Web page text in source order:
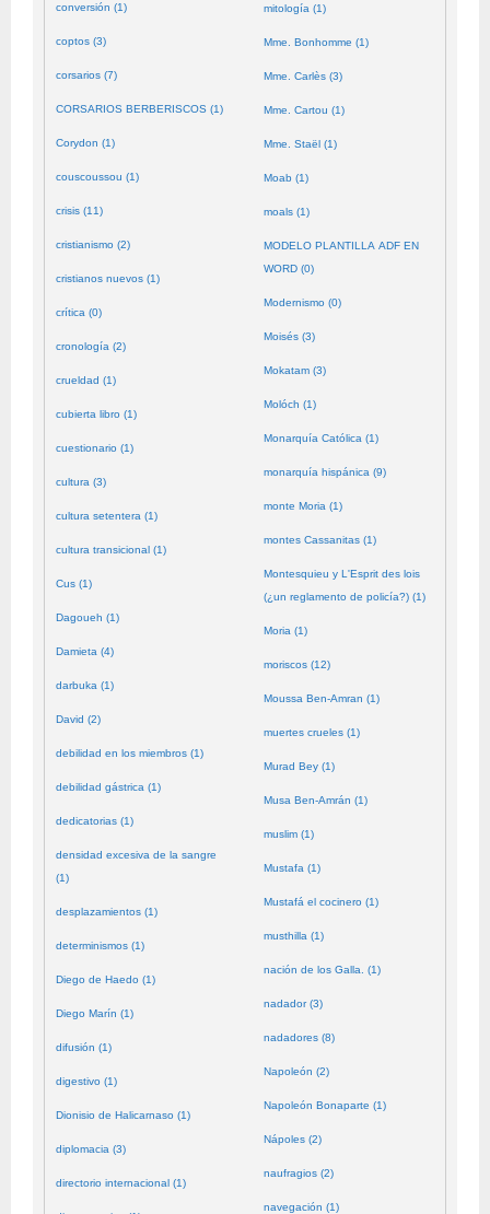
conversión (1)
coptos (3)
corsarios (7)
CORSARIOS BERBERISCOS (1)
Corydon (1)
couscoussou (1)
crisis (11)
cristianismo (2)
cristianos nuevos (1)
crítica (0)
cronología (2)
crueldad (1)
cubierta libro (1)
cuestionario (1)
cultura (3)
cultura setentera (1)
cultura transicional (1)
Cus (1)
Dagoueh (1)
Damieta (4)
darbuka (1)
David (2)
debilidad en los miembros (1)
debilidad gástrica (1)
dedicatorias (1)
densidad excesiva de la sangre
(1)
desplazamientos (1)
determinismos (1)
Diego de Haedo (1)
Diego Marín (1)
difusión (1)
digestivo (1)
Dionisio de Halicarnaso (1)
diplomacia (3)
directorio internacional (1)
mitología (1)
Mme. Bonhomme (1)
Mme. Carlès (3)
Mme. Cartou (1)
Mme. Staël (1)
Moab (1)
moals (1)
MODELO PLANTILLA ADF EN
WORD (0)
Modernismo (0)
Moisés (3)
Mokatam (3)
Molóch (1)
Monarquía Católica (1)
monarquía hispánica (9)
monte Moria (1)
montes Cassanitas (1)
Montesquieu y L'Esprit des lois
(¿un reglamento de policía?) (1)
Moria (1)
moriscos (12)
Moussa Ben-Amran (1)
muertes crueles (1)
Murad Bey (1)
Musa Ben-Amrán (1)
muslim (1)
Mustafa (1)
Mustafá el cocinero (1)
musthilla (1)
nación de los Galla. (1)
nadador (3)
nadadores (8)
Napoleón (2)
Napoleón Bonaparte (1)
Nápoles (2)
naufragios (2)
navegación (1)